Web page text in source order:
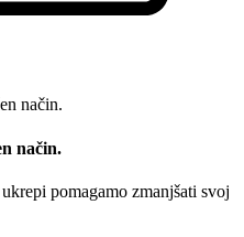
način.
pomagamo zmanjšati svoj